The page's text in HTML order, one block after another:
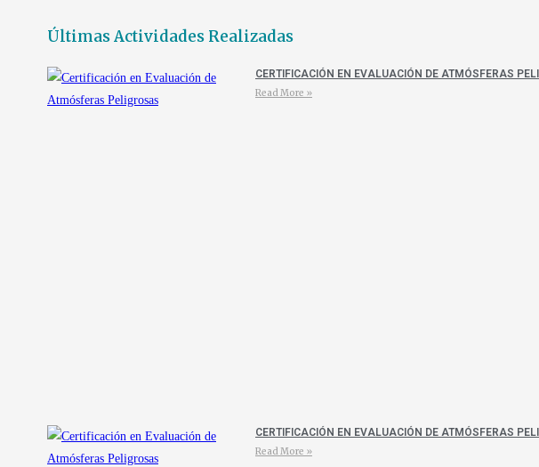
Últimas Actividades Realizadas
CERTIFICACIÓN EN EVALUACIÓN DE ATMÓSFERAS
Read More »
CERTIFICACIÓN EN EVALUACIÓN DE ATMÓSFERAS
Read More »